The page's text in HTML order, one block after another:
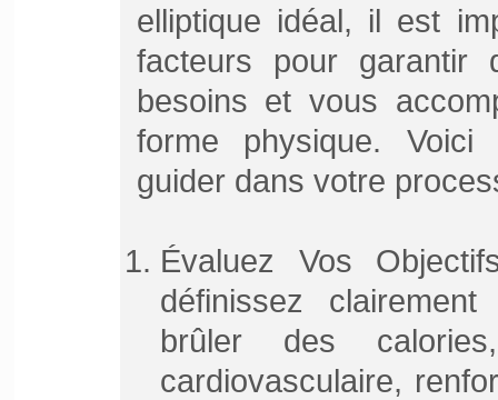
elliptique idéal, il est
facteurs pour garantir
besoins et vous
forme physique.
guider dans votre
Évaluez Vos
définissez
brûler des
cardiovasculaire,